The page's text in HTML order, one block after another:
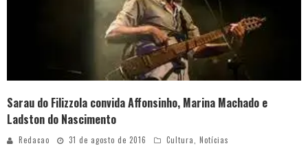
Sarau do Filizzola convida Affonsinho, Marina Machado e
Ladston do Nascimento
Redacao 31 de agosto de 2016 Cultura, Notícias